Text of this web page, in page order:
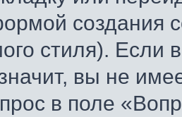
создания
стиля). Если
вы не
в поле